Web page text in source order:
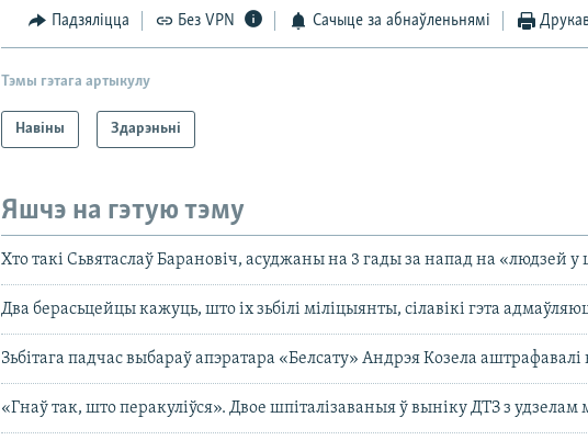
Падзяліцца Без VPN Сачыце за абнаўленьнямі
Тэмы гэтага артыкулу
Навіны Здарэньні
Яшчэ на гэтую тэму
Хто такі Сьвятаслаў Барановіч, асуджаны на 3 гады за напад на «людзей
Два берасьцейцы кажуць, што іх зьбілі міліцыянты, сілавікі гэта
Зьбітага падчас выбараў апэратара «Белсату» Андрэя Козела аштрафавалі
«Гнаў так, што перакуліўся». Двое шпіталізаваныя ў выніку ДТЗ з удзелам